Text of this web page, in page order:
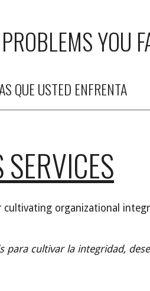
YOU
QUE USTED ENFRENTA
cultivating organizational
para cultivar la integridad,